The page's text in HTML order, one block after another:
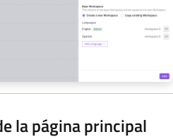
la página principal